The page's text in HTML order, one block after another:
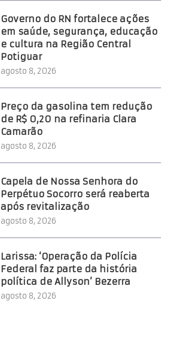
Governo do RN fortalece ações
em saúde, segurança, educação
e cultura na Região Central
Potiguar
agosto 8, 2026
Preço da gasolina tem redução
de R$ 0,20 na refinaria Clara
Camarão
agosto 8, 2026
Capela de Nossa Senhora do
Perpétuo Socorro será reaberta
após revitalização
agosto 8, 2026
Larissa: ‘Operação da Polícia
Federal faz parte da história
política de Allyson’ Bezerra
agosto 8, 2026